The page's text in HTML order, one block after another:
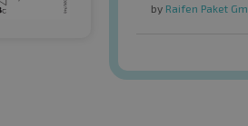
by Raifen Paket